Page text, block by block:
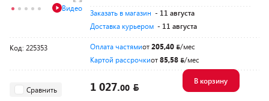
Видео
Заказать в магазин - 11 августа
Доставка курьером - 11 августа
Код: 225353 Оплата частямиот205,40
/мес
Картой рассрочкиот85,58 /мес
Сравнить 1 027.00
В корзину